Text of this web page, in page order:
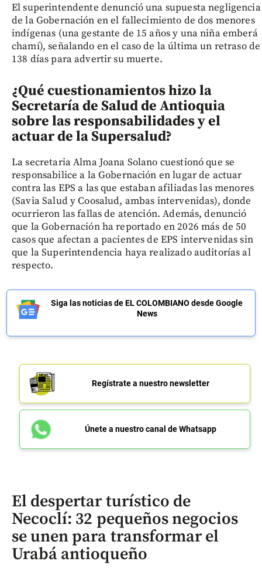
El superintendente denunció una supuesta negligencia
de la Gobernación en el fallecimiento de dos menores
indígenas (una gestante de 15 años y una niña emberá
chamí), señalando en el caso de la última un retraso de
138 días para advertir su muerte.
¿Qué cuestionamientos hizo la
Secretaría de Salud de Antioquia
sobre las responsabilidades y el
actuar de la Supersalud?
La secretaria Alma Joana Solano cuestionó que se
responsabilice a la Gobernación en lugar de actuar
contra las EPS a las que estaban afiliadas las menores
(Savia Salud y Coosalud, ambas intervenidas), donde
ocurrieron las fallas de atención. Además, denunció
que la Gobernación ha reportado en 2026 más de 50
casos que afectan a pacientes de EPS intervenidas sin
que la Superintendencia haya realizado auditorías al
respecto.
Siga las noticias de EL COLOMBIANO desde Google
News
Regístrate a nuestro newsletter
Únete a nuestro canal de Whatsapp
El despertar turístico de
Necoclí: 32 pequeños negocios
se unen para transformar el
Urabá antioqueño